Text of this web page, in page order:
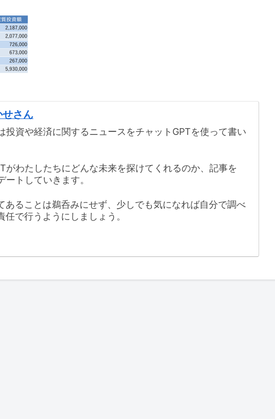
せさん
投資や経済に関するニュースをチャットGPTを使って書い
がわたしたちにどんな未来を探けてくれるのか、記事を
ートしていきます。
あることは鵜呑みにせず、少しでも気になれば自分で調べ
任で行うようにしましょう。